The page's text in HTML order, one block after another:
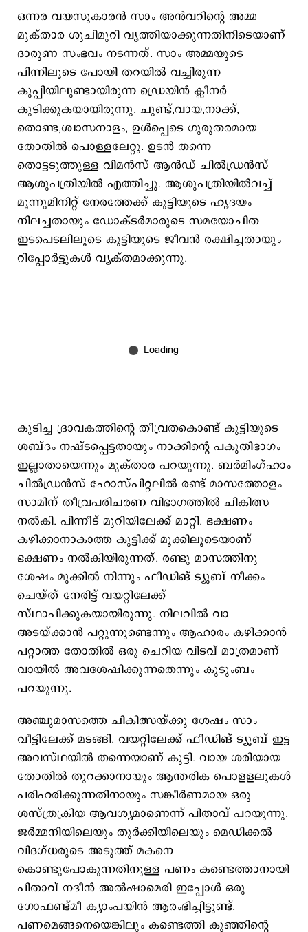
ഒന്നര വയസുകാരന്‍ സാം അന്‍വറിന്റെ അമ്മ
മുക്താര ശുചിമുറി വൃത്തിയാക്കുന്നതിനിടെയാണ്
ദാരുണ സംഭവം നടന്നത്. സാം അമ്മയുടെ
പിന്നിലൂടെ പോയി തറയില്‍ വച്ചിരുന്ന
കുപ്പിയിലുണ്ടായിരുന്ന ഡ്രെയിന്‍ ക്ലീനര്‍
കുടിക്കുകയായിരുന്നു. ചുണ്ട്,വായ,നാക്ക്,
തൊണ്ട,ശ്വാസനാളം, ഉള്‍പ്പെടെ ഗുരുതരമായ
തോതില്‍ പൊള്ളലേറ്റു. ഉടന്‍ തന്നെ
തൊട്ടടുത്തുള്ള വിമൻസ് ആൻഡ് ചിൽഡ്രൻസ്
ആശുപത്രിയില്‍ എത്തിച്ചു. ആശുപത്രിയില്‍വച്ച്
മൂന്നുമിനിറ്റ് നേരത്തേക്ക് കുട്ടിയുടെ ഹൃദയം
നിലച്ചതായും ഡോക്ടര്‍മാരുടെ സമയോചിത
ഇടപെടലിലൂടെ കുട്ടിയുടെ ജീവന്‍ രക്ഷിച്ചതായും
റിപ്പോര്‍ട്ടുകള്‍ വ്യക്തമാക്കുന്നു.
കുടിച്ച ദ്രാവകത്തിന്റെ തീവ്രതകൊണ്ട് കുട്ടിയുടെ
ശബ്ദം നഷ്ടപ്പെട്ടതായും നാക്കിന്റെ പകുതിഭാഗം
ഇല്ലാതായെന്നും മുക്താര പറയുന്നു. ബർമിംഗ്ഹാം
ചിൽഡ്രൻസ് ഹോസ്പിറ്റലിൽ രണ്ട് മാസത്തോളം
സാമിന് തീവ്രപരിചരണ വിഭാഗത്തിൽ ചികിത്സ
നല്‍കി. പിന്നീട് മുറിയിലേക്ക് മാറ്റി. ഭക്ഷണം
കഴിക്കാനാകാത്ത കുട്ടിക്ക് മൂക്കിലൂടെയാണ്
ഭക്ഷണം നല്‍കിയിരുന്നത്. രണ്ടു മാസത്തിനു
ശേഷം മൂക്കില്‍ നിന്നും ഫീഡിങ് ട്യൂബ് നീക്കം
ചെയ്ത് നേരിട്ട് വയറ്റിലേക്ക്
സ്ഥാപിക്കുകയായിരുന്നു. നിലവില്‍ വാ
അടയ്ക്കാന്‍ പറ്റുന്നുണ്ടെന്നും ആഹാരം കഴിക്കാന്‍
പറ്റാത്ത തോതില്‍ ഒരു ചെറിയ വിടവ് മാത്രമാണ്
വായില്‍ അവശേഷിക്കുന്നതെന്നും കുടുംബം
പറയുന്നു.
അഞ്ചുമാസത്തെ ചികിത്സയ്ക്കു ശേഷം സാം
വീട്ടിലേക്ക് മടങ്ങി. വയറ്റിലേക്ക് ഫീഡിങ് ട്യൂബ് ഇട്ട
അവസ്ഥയില്‍ തന്നെയാണ് കുട്ടി. വായ ശരിയായ
തോതില്‍ തുറക്കാനായും ആന്തരിക പൊളളലുകള്‍
പരിഹരിക്കുന്നതിനായും സങ്കീര്‍ണമായ ഒരു
ശസ്ത്രക്രിയ ആവശ്യമാണെന്ന് പിതാവ് പറയുന്നു.
ജർമ്മനിയിലെയും തുർക്കിയിലെയും മെഡിക്കൽ
വിദഗ്ധരുടെ അടുത്ത് മകനെ
കൊണ്ടുപോകുന്നതിനുള്ള പണം കണ്ടെത്താനായി
പിതാവ് നദീൻ അൽഷാമെരി ഇപ്പോൾ ഒരു
ഗോഫണ്ട്മീ ക്യാംപയിന്‍ ആരംഭിച്ചിട്ടുണ്ട്.
പണമെങ്ങനെയെങ്കിലും കണ്ടെത്തി കുഞ്ഞിന്റെ